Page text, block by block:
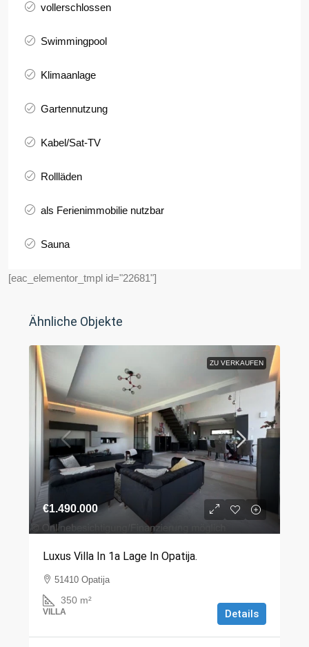
vollerschlossen
Swimmingpool
Klimaanlage
Gartennutzung
Kabel/Sat-TV
Rollläden
als Ferienimmobilie nutzbar
Sauna
[eac_elementor_tmpl id="22681"]
Ähnliche Objekte
ZU VERKAUFEN
€1.490.000
Luxus Villa In 1a Lage In Opatija.
51410 Opatija
350 m²
VILLA Details